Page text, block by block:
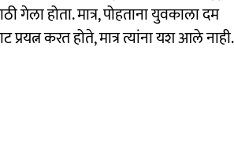
होता. मात्र, पोहताना युवकाला दम
प्रयत्न करत होते, मात्र त्यांना यश आले नाही.